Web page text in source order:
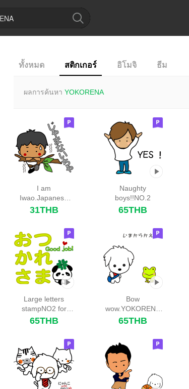
ทั้งหมด สติกเกอร์ อิโมจิ ธีม
ผลการค้นหา YOKORENA
I am
Iwao.Japanese
dialects toyama
31THB
Naughty
boys!!NO.2
65THB
Large letters
stampNO2 for
everyday use.
65THB
Bow
wow.YOKORENA
original character
65THB